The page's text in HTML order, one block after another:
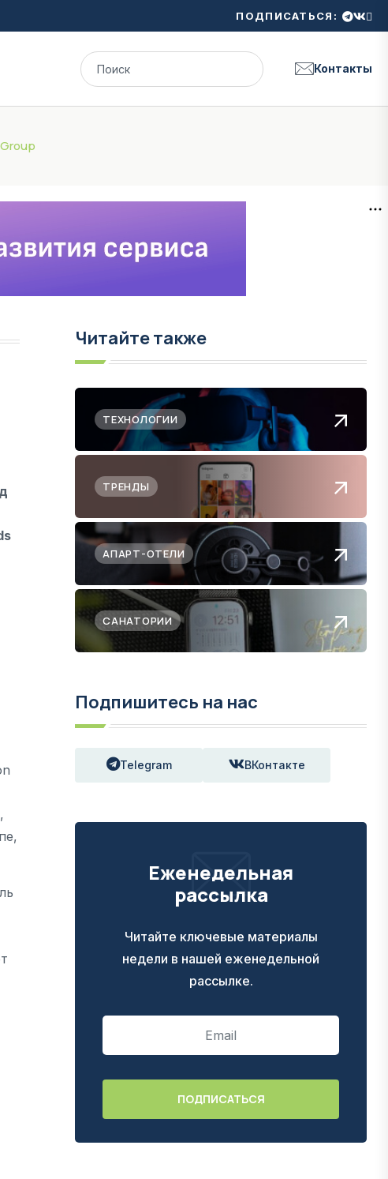
ПОДПИСАТЬСЯ:
Контакты
Читайте также
ТЕХНОЛОГИИ
ТРЕНДЫ
АПАРТ-ОТЕЛИ
САНАТОРИИ
Подпишитесь на нас
Telegram ВКонтакте
Еженедельная
рассылка
Читайте ключевые материалы
недели в нашей еженедельной
рассылке.